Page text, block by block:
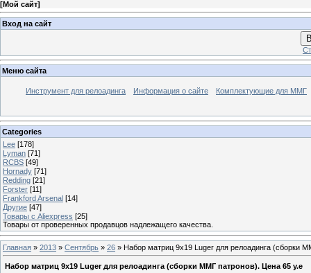
[Мой сайт]
Вход на сайт
Меню сайта
Инструмент для релоадинга Информация о сайте Комплектующие для ММГ
Categories
Lee [178]
Lyman [71]
RCBS [49]
Hornady [71]
Redding [21]
Forster [11]
Frankford Arsenal [14]
Другие [47]
Товары с Aliexpress [25]
Товары от проверенных продавцов надлежащего качества.
Главная » 2013 » Сентябрь » 26 » Набор матриц 9х19 Luger для релоадинга (сборки
Набор матриц 9х19 Luger для релоадинга (сборки ММГ патронов). Цена 65 у.е